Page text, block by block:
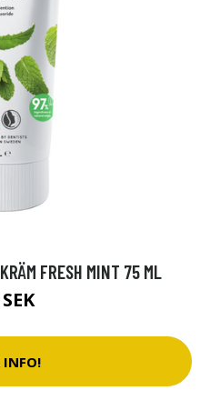
FRESH MINT 75 ML
INFO!